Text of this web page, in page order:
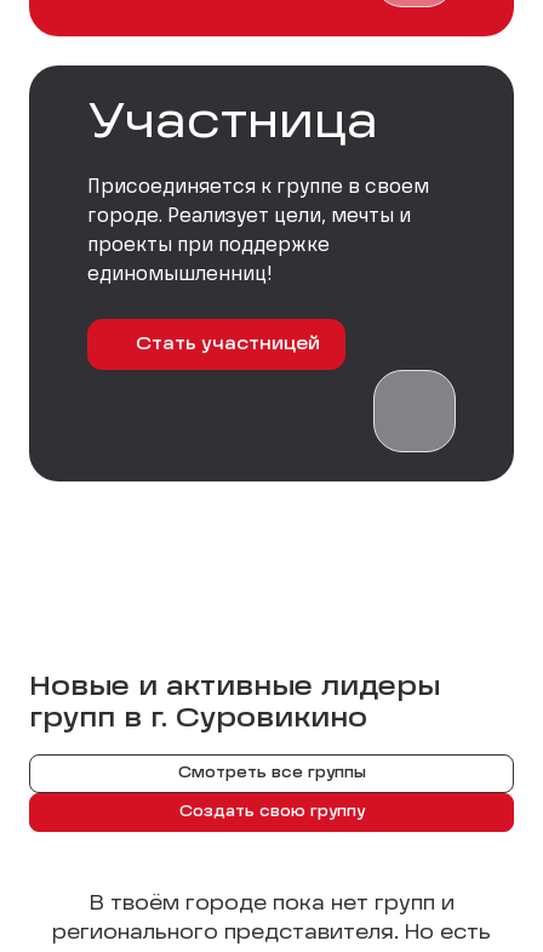
Участница
Присоединяется к группе в своем
городе. Реализует цели, мечты и
проекты при поддержке
единомышленниц!
Стать участницей
Новые и активные лидеры
групп в г. Суровикино
Смотреть все группы
Создать свою группу
В твоём городе пока нет групп и
регионального представителя. Но есть